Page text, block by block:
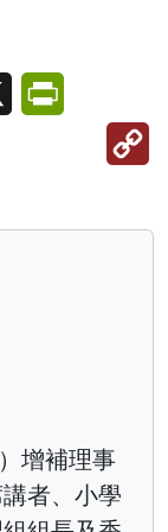
X
增補理事
者、小學